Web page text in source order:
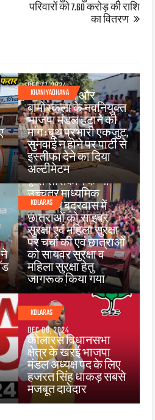
परिवारों को 7.60 करोड़ की राशि
का वितरण
KHANIYADHANA
DEC 17, 2024
खनियाधाना और
बामोरकला के नवनियुक्त
भाजपा मंडल हटाने की
मांग : बूथ प्रभारी एकजुट,
सुनवाई न होने पर पार्टी से
इस्तीफा देने का दिया
अल्टीमेटम
KOLARAS
DEC 13, 2024
एसडीओपी कोलारस एवं
थाना प्रभारी बदरवास
द्वारा शासकीय कन्या
उच्चतर माध्यमिक
विद्यालय बदरवास में
छात्राओं को साइबर
सुरक्षा एवं महिला सुरक्षा
पर चर्चा की एवं छात्राओं
को सायवर सुरक्षा व
महिला सुरक्षा हेतु
जागरूक किया गया
KOLARAS
DEC 08, 2024
कोलारस विधानसभा
क्षेत्र के खरई भाजपा
मंडल अध्यक्ष पद के लिए
हजरत सिंह धाकड़ सबसे
मजबूत दावेदार